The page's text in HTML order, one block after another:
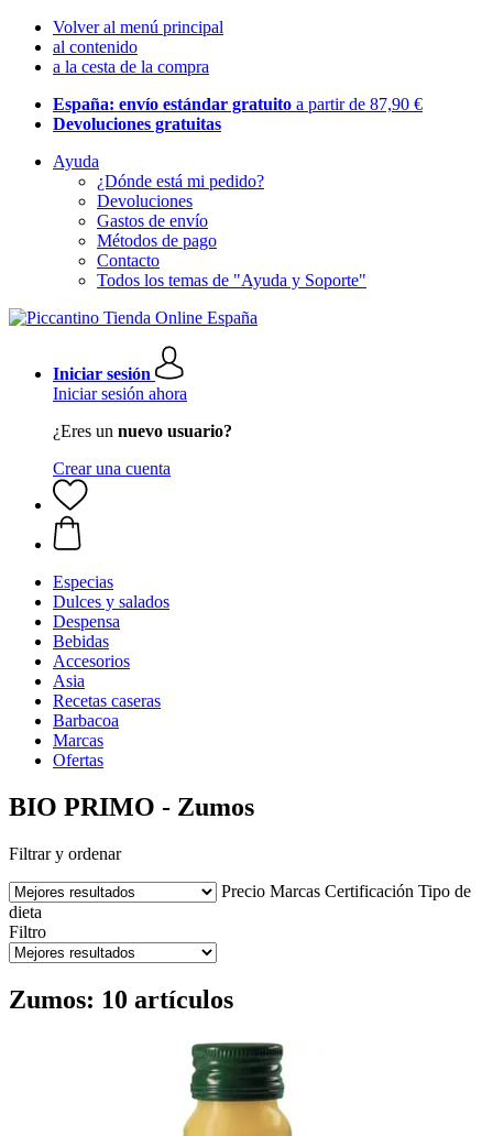
Volver al menú principal
al contenido
a la cesta de la compra
España: envío estándar gratuito a partir de 87,90 €
Devoluciones gratuitas
Ayuda
¿Dónde está mi pedido?
Devoluciones
Gastos de envío
Métodos de pago
Contacto
Todos los temas de "Ayuda y Soporte"
Iniciar sesión
Iniciar sesión ahora
¿Eres un nuevo usuario?
Crear una cuenta
Especias
Dulces y salados
Despensa
Bebidas
Accesorios
Asia
Recetas caseras
Barbacoa
Marcas
Ofertas
BIO PRIMO - Zumos
Filtrar y ordenar
Precio Marcas Certificación Tipo de
dieta
Filtro
Zumos: 10 artículos